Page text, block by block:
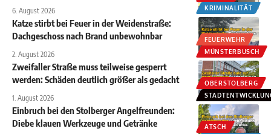
KRIMINALITÄT
6. August 2026
FEUERWEHR
MÜNSTERBUSCH
Katze stirbt bei Feuer in der Weidenstraße:
Dachgeschoss nach Brand unbewohnbar
2. August 2026
OBERSTOLBERG
Zweifaller Straße muss teilweise gesperrt
werden: Schäden deutlich größer als gedacht
1. August 2026
ATSCH
Einbruch bei den Stolberger Angelfreunden:
Diebe klauen Werkzeuge und Getränke